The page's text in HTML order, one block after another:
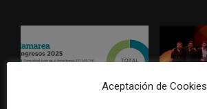
Aceptación de Cookies